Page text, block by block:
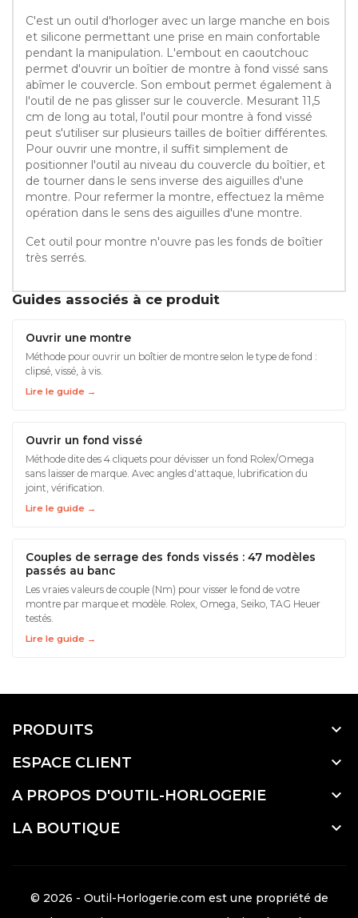
C'est un outil d'horloger avec un large manche en bois
et silicone permettant une prise en main confortable
pendant la manipulation. L'embout en caoutchouc
permet d'ouvrir un boîtier de montre à fond vissé sans
abîmer le couvercle. Son embout permet également à
l'outil de ne pas glisser sur le couvercle. Mesurant 11,5
cm de long au total, l'outil pour montre à fond vissé
peut s'utiliser sur plusieurs tailles de boîtier différentes.
Pour ouvrir une montre, il suffit simplement de
positionner l'outil au niveau du couvercle du boîtier, et
de tourner dans le sens inverse des aiguilles d'une
montre. Pour refermer la montre, effectuez la même
opération dans le sens des aiguilles d'une montre.
Cet outil pour montre n'ouvre pas les fonds de boîtier
très serrés.
Guides associés à ce produit
Ouvrir une montre
Méthode pour ouvrir un boîtier de montre selon le type de fond :
clipsé, vissé, à vis.
Lire le guide →
Ouvrir un fond vissé
Méthode dite des 4 cliquets pour dévisser un fond Rolex/Omega
sans laisser de marque. Avec angles d'attaque, lubrification du
joint, vérification.
Lire le guide →
Couples de serrage des fonds vissés : 47 modèles
passés au banc
Les vraies valeurs de couple (Nm) pour visser le fond de votre
montre par marque et modèle. Rolex, Omega, Seiko, TAG Heuer
testés.
Lire le guide →
PRODUITS 
ESPACE CLIENT 
A PROPOS D'OUTIL-HORLOGERIE 
LA BOUTIQUE 
© 2026 - Outil-Horlogerie.com est une propriété de